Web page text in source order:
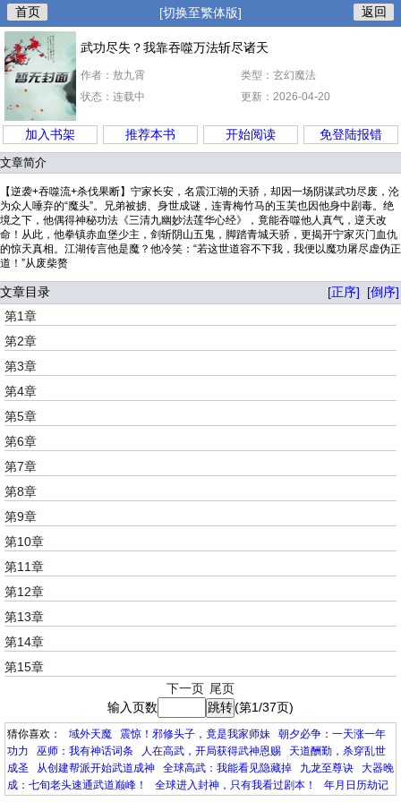
首页 [切换至繁体版] 返回
武功尽失？我靠吞噬万法斩尽诸天
作者：敖九霄
类型：玄幻魔法
状态：连载中
更新：2026-04-20
加入书架 推荐本书 开始阅读 免登陆报错
文章简介
【逆袭+吞噬流+杀伐果断】宁家长安，名震江湖的天骄，却因一场阴谋武功尽废，沦
为众人唾弃的“魔头”。兄弟被掳、身世成谜，连青梅竹马的玉芙也因他身中剧毒。绝
境之下，他偶得神秘功法《三清九幽妙法莲华心经》，竟能吞噬他人真气，逆天改
命！从此，他拳镇赤血堡少主，剑斩阴山五鬼，脚踏青城天骄，更揭开宁家灭门血仇
的惊天真相。江湖传言他是魔？他冷笑：“若这世道容不下我，我便以魔功屠尽虚伪正
道！”从废柴赘
文章目录 [正序]
[倒序]
第1章
第2章
第3章
第4章
第5章
第6章
第7章
第8章
第9章
第10章
第11章
第12章
第13章
第14章
第15章
下一页 尾页
输入页数
(第1/37页)
猜你喜欢： 域外天魔 震惊！邪修头子，竟是我家师妹
朝夕必争：一天涨一年
功力
巫师：我有神话词条 人在高武，开局获得武神恩赐
天道酬勤，杀穿乱世
成圣
从创建帮派开始武道成神 全球高武：我能看见隐藏掉 九龙至尊诀
大器晚
成：七旬老头速通武道巅峰！
全球进入封神，只有我看过剧本！
年月日历劫记